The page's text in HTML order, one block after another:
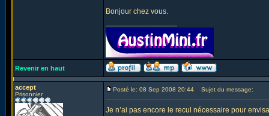
Bonjour chez vous.
Revenir en haut
accept
Prisonnier
Posté le: 08 Sep 2008 20:44 Sujet du message:
Je n’ai pas encore le recul nécessaire pour